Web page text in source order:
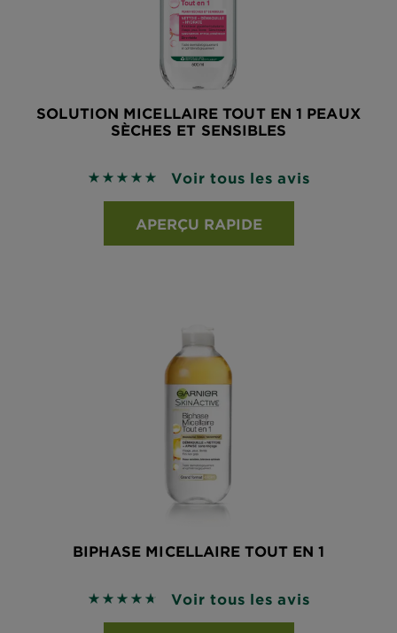
SOLUTION MICELLAIRE TOUT EN 1 PEAUX
SÈCHES ET SENSIBLES
4.9265 sur 5 étoiles basé sur les avis
Voir tous les avis
APERÇU RAPIDE
BIPHASE MICELLAIRE TOUT EN 1
4.6989 sur 5 étoiles basé sur les avis
Voir tous les avis